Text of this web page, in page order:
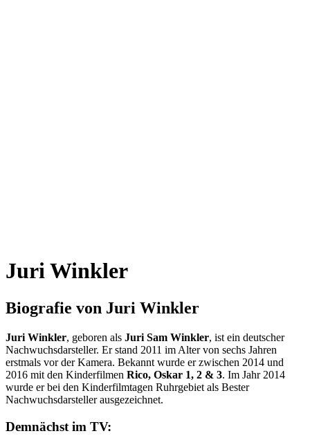
Juri Winkler
Biografie von Juri Winkler
Juri Winkler, geboren als Juri Sam Winkler, ist ein deutscher
Nachwuchsdarsteller. Er stand 2011 im Alter von sechs Jahren
erstmals vor der Kamera. Bekannt wurde er zwischen 2014 und
2016 mit den Kinderfilmen Rico, Oskar 1, 2 & 3. Im Jahr 2014
wurde er bei den Kinderfilmtagen Ruhrgebiet als Bester
Nachwuchsdarsteller ausgezeichnet.
Demnächst im TV: